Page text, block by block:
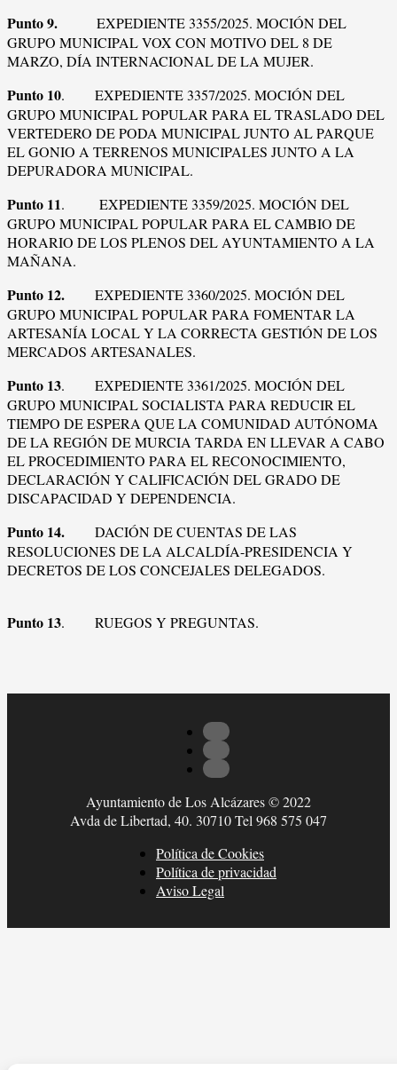
Punto 9. EXPEDIENTE 3355/2025. MOCIÓN DEL
GRUPO MUNICIPAL VOX CON MOTIVO DEL 8 DE
MARZO, DÍA INTERNACIONAL DE LA MUJER.
Punto 10. EXPEDIENTE 3357/2025. MOCIÓN DEL
GRUPO MUNICIPAL POPULAR PARA EL TRASLADO DEL
VERTEDERO DE PODA MUNICIPAL JUNTO AL PARQUE
EL GONIO A TERRENOS MUNICIPALES JUNTO A LA
DEPURADORA MUNICIPAL.
Punto 11. EXPEDIENTE 3359/2025. MOCIÓN DEL
GRUPO MUNICIPAL POPULAR PARA EL CAMBIO DE
HORARIO DE LOS PLENOS DEL AYUNTAMIENTO A LA
MAÑANA.
Punto 12. EXPEDIENTE 3360/2025. MOCIÓN DEL
GRUPO MUNICIPAL POPULAR PARA FOMENTAR LA
ARTESANÍA LOCAL Y LA CORRECTA GESTIÓN DE LOS
MERCADOS ARTESANALES.
Punto 13. EXPEDIENTE 3361/2025. MOCIÓN DEL
GRUPO MUNICIPAL SOCIALISTA PARA REDUCIR EL
TIEMPO DE ESPERA QUE LA COMUNIDAD AUTÓNOMA
DE LA REGIÓN DE MURCIA TARDA EN LLEVAR A CABO
EL PROCEDIMIENTO PARA EL RECONOCIMIENTO,
DECLARACIÓN Y CALIFICACIÓN DEL GRADO DE
DISCAPACIDAD Y DEPENDENCIA.
Punto 14. DACIÓN DE CUENTAS DE LAS
RESOLUCIONES DE LA ALCALDÍA-PRESIDENCIA Y
DECRETOS DE LOS CONCEJALES DELEGADOS.
Punto 13. RUEGOS Y PREGUNTAS.
Ayuntamiento de Los Alcázares © 2022
Avda de Libertad, 40. 30710 Tel 968 575 047
Política de Cookies
Política de privacidad
Aviso Legal